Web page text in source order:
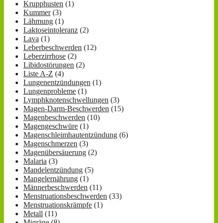
Krupphusten (1)
Kummer(3)
Lähmung (1)
Laktoseintoleranz (2)
Lava (1)
Leberbeschwerden (12)
Leberzirrhose (2)
Libidostörungen (2)
Liste A-Z (4)
Lungenentzündungen (1)
Lungenprobleme (1)
Lymphknotenschwellungen (3)
Magen-Darm-Beschwerden (15)
Magenbeschwerden (10)
Magengeschwüre (1)
Magenschleimhautentzündung (6)
Magenschmerzen (3)
Magenübersäuerung (2)
Malaria (3)
Mandelentzündung (5)
Mangelernährung (1)
Männerbeschwerden (11)
Menstruationsbeschwerden (33)
Menstruationskrämpfe (1)
Metall (11)